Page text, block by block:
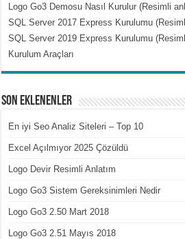
Logo Go3 Demosu Nasıl Kurulur (Resimli
SQL Server 2017 Express Kurulumu
SQL Server 2019 Express Kurulumu
Kurulum Araçları
Son Eklenenler
En iyi Seo Analiz Siteleri – Top 10
Excel Açılmıyor 2025 Çözüldü
Logo Devir Resimli Anlatım
Logo Go3 Sistem Gereksinimleri Nedir
Logo Go3 2.50 Mart 2018
Logo Go3 2.51 Mayıs 2018